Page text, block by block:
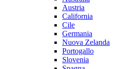
Austria
California
Cile
Germania
Nuova Zelanda
Portogallo
Slovenia